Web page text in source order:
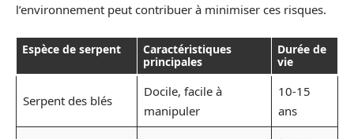
l’environnement peut contribuer à minimiser ces risques.
Espèce de serpent
Caractéristiques
principales
Durée de
vie
Serpent des blés
Docile, facile à
manipuler
10-15
ans